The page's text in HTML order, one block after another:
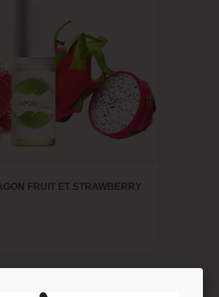
FRUIT ET STRAWBERRY